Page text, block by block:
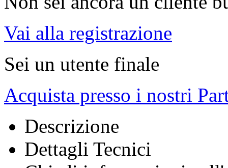
Vai alla registrazione
Sei un utente finale
Acquista presso i nostri
Descrizione
Dettagli Tecnici